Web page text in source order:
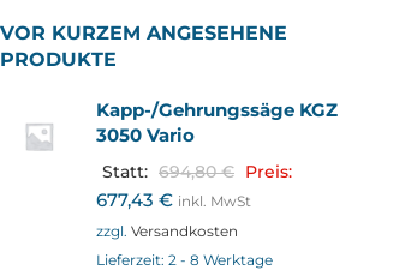
VOR KURZEM ANGESEHENE
PRODUKTE
Kapp-/Gehrungssäge KGZ
3050 Vario
Statt: 694,80€ Preis:
677,43 € inkl. MwSt
zzgl. Versandkosten
Lieferzeit: 2 - 8 Werktage